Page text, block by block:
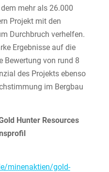
mehr als 26.000
Projekt mit den
Durchbruch verhelfen.
Ergebnisse auf die
Bewertung von rund 8
des Projekts ebenso
im Bergbau
Hunter Resources
minenaktien/gold-